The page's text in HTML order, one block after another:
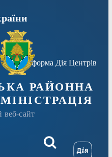
Платформа Дія Центрів
РАЙОННА
веб-сайт